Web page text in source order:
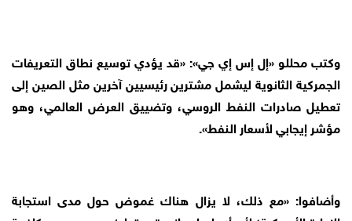
وكتب محللو «إل إس إي جي»: «قد يؤدي توسيع نطاق التعريفات
الجمركية الثانوية ليشمل مشترين رئيسيين آخرين مثل الصين إلى
تعطيل صادرات النفط الروسي، وتضييق العرض العالمي، وهو
مؤشر إيجابي لأسعار النفط».
وأضافوا: «مع ذلك، لا يزال هناك غموض حول مدى استجابة